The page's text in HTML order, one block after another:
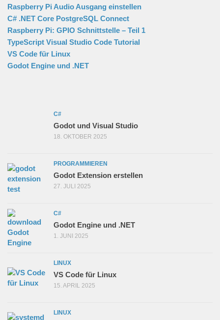
Raspberry Pi Audio Ausgang einstellen
C# .NET Core PostgreSQL Connect
Raspberry Pi: GPIO Schnittstelle – Teil 1
TypeScript Visual Studio Code Tutorial
VS Code für Linux
Godot Engine und .NET
C#
Godot und Visual Studio
18. OKTOBER 2025
PROGRAMMIEREN
Godot Extension erstellen
27. JULI 2025
C#
Godot Engine und .NET
1. JUNI 2025
LINUX
VS Code für Linux
15. APRIL 2025
LINUX